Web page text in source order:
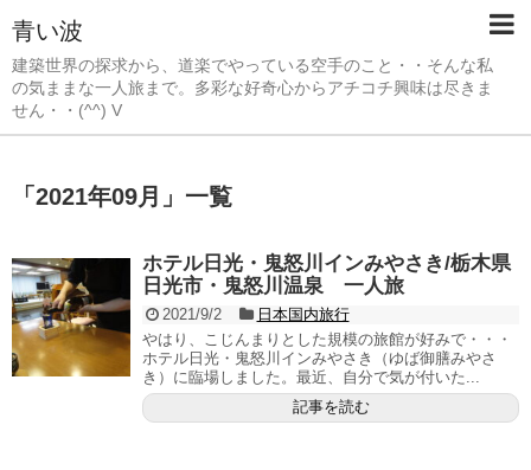
青い波
建築世界の探求から、道楽でやっている空手のこと・・そんな私
の気ままな一人旅まで。多彩な好奇心からアチコチ興味は尽きま
せん・・(^^) V
「 2021年09月 」 一覧
ホテル日光・鬼怒川インみやさき/栃木県
日光市・鬼怒川温泉 一人旅
2021/9/2
日本国内旅行
やはり、こじんまりとした規模の旅館が好みで・・・
ホテル日光・鬼怒川インみやさき（ゆば御膳みやさ
き）に臨場しました。最近、自分で気が付いた...
記事を読む